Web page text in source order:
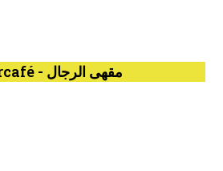
BENN Männercafé - مقهى الرجال